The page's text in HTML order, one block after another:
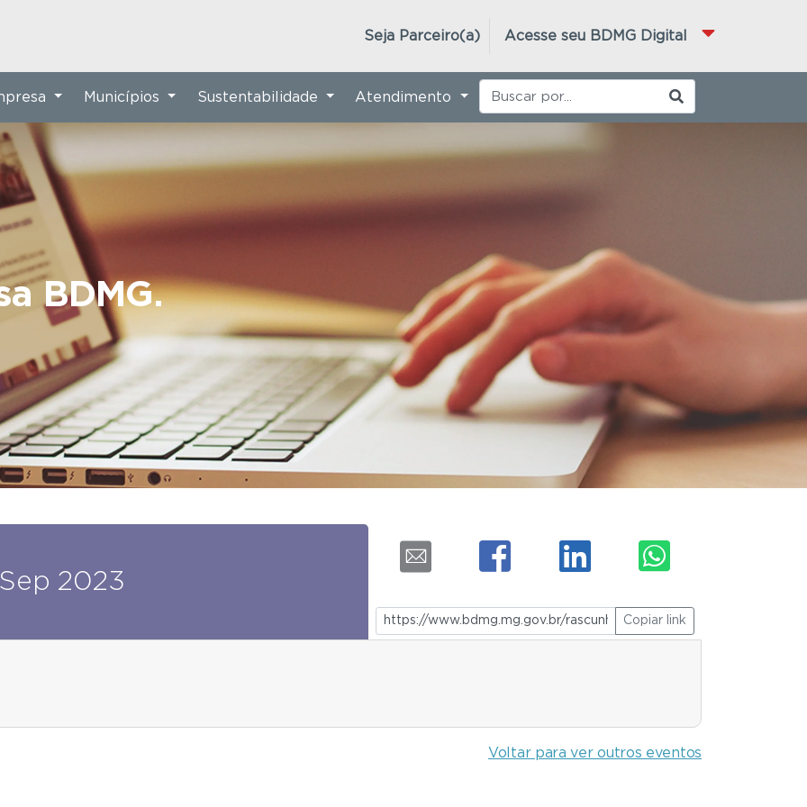
Acesse seu BDMG Digital
Seja Parceiro(a)
BDMG.
Municípios Sustentabilidade Atendimento
2023
Copiar link
Voltar para ver outros eventos